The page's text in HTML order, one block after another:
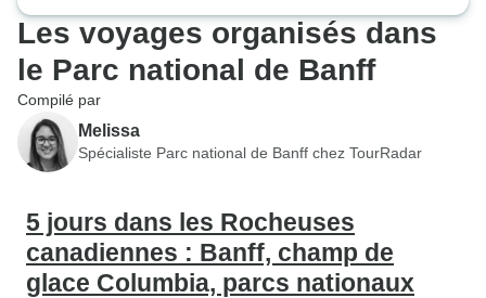
Les voyages organisés dans
le Parc national de Banff
Compilé par
Melissa
Spécialiste Parc national de Banff chez TourRadar
5 jours dans les Rocheuses
canadiennes : Banff, champ de
glace Columbia, parcs nationaux